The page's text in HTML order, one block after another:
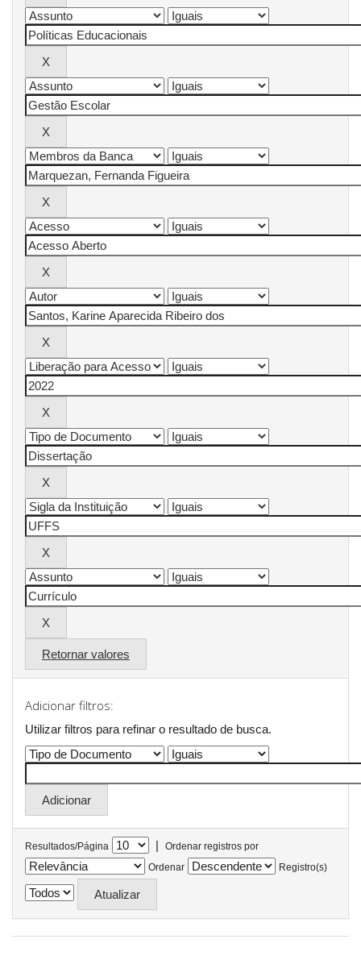
Retornar valores
Adicionar filtros:
Utilizar filtros para refinar o resultado de busca.
Resultados/Página |
Ordenar registros por
Ordenar
Registro(s)